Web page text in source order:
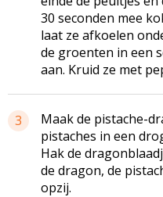
30 seconden mee
laat ze afkoelen
de groenten in een
aan. Kruid ze met
3
Maak de pistache-
pistaches in een
Hak de
de dragon, de
opzij.